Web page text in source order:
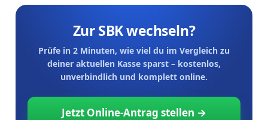
Zur SBK wechseln?
Prüfe in 2 Minuten, wie viel du im Vergleich zu
deiner aktuellen Kasse sparst – kostenlos,
unverbindlich und komplett online.
Jetzt Online-Antrag stellen →